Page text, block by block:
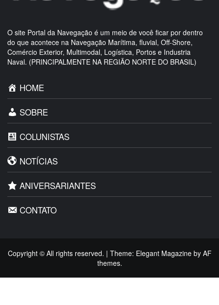
O site Portal da Navegação é um meio de você ficar por dentro
do que acontece na Navegação Marítima, fluvial, Off-Shore,
Comércio Exterior, Multimodal, Logística, Portos e Industria
Naval. (PRINCIPALMENTE NA REGIÃO NORTE DO BRASIL)
HOME
SOBRE
COLUNISTAS
NOTÍCIAS
ANIVERSARIANTES
CONTATO
Copyright © All rights reserved. | Theme: Elegant Magazineby AF
themes.